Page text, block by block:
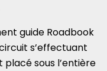
guide Roadbook
s’effectuant
sous l’entière